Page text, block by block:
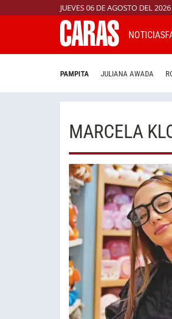
JUEVES 06 DE AGOSTO DEL 2026
NOTICIAS
PAMPITA JULIANA AWADA
MARCELA